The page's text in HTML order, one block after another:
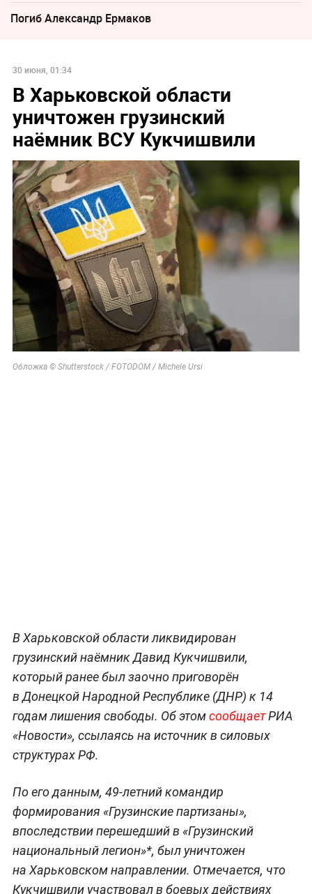
Погиб Александр Ермаков
30 июня, 01:34
В Харьковской области
уничтожен грузинский
наёмник ВСУ Кукчишвили
Обложка © Shutterstock / FOTODOM / Michele Ursi
В Харьковской области ликвидирован
грузинский наёмник Давид Кукчишвили,
который ранее был заочно приговорён
в Донецкой Народной Республике (ДНР) к 14
годам лишения свободы. Об этомсообщаетРИА
«Новости», ссылаясь на источник в силовых
структурах РФ.
По его данным, 49-летний командир
формирования «Грузинские партизаны»,
впоследствии перешедший в «Грузинский
национальный легион»*, был уничтожен
на Харьковском направлении. Отмечается, что
Кукчишвили участвовал в боевых действиях